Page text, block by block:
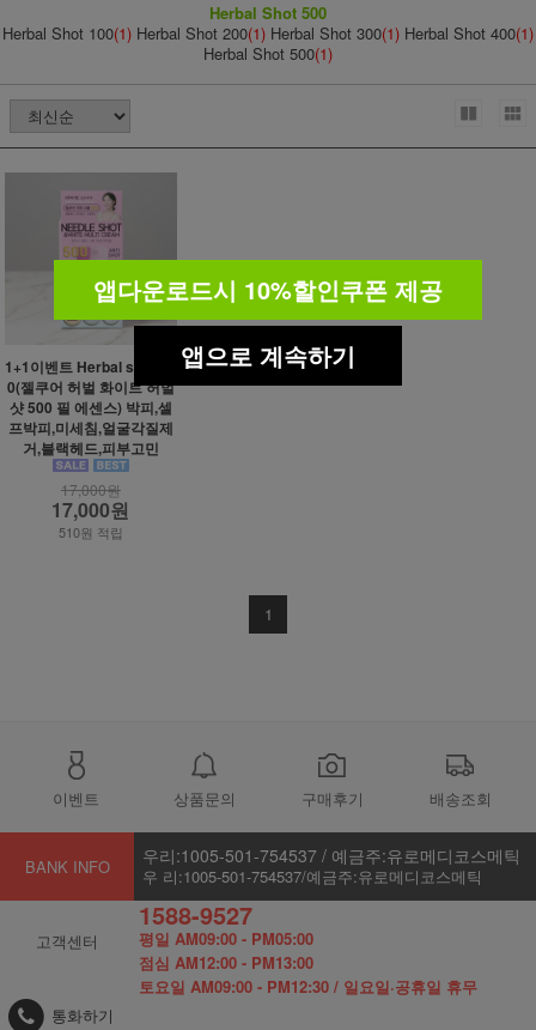
Herbal Shot 500
Herbal Shot 100(1) Herbal Shot 200(1) Herbal Shot 300(1) Herbal Shot 400(1)
Herbal Shot 500(1)
1+1이벤트 Herbal shot 50
0(젤쿠어 허벌 화이트 허벌
샷 500 필 에센스) 박피,셀
프박피,미세침,얼굴각질제
거,블랙헤드,피부고민
17,000원
17,000원
510원 적립
1
이벤트 상품문의 구매후기 배송조회
BANK INFO 우리:1005-501-754537 / 예금주:유로메디코스메틱
우 리:1005-501-754537/예금주:유로메디코스메틱
고객센터
1588-9527
평일 AM09:00 - PM05:00
점심 AM12:00 - PM13:00
토요일 AM09:00 - PM12:30 / 일요일·공휴일 휴무
통화하기
앱다운로드시 10%할인쿠폰 제공
앱으로 계속하기